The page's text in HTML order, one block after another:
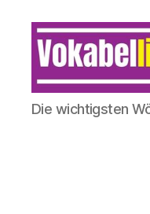
Die wichtigsten